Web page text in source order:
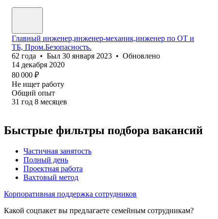
Главный инженер,инженер-механик,инженер по ОТ и
ТБ, Пром.Безопасность.
62 года • Был 30 января 2023 • Обновлено
14 декабря 2020
80 000 ₽
Не ищет работу
Общий опыт
31 год 8 месяцев
Быстрые фильтры подбора вакансий
Частичная занятость
Полный день
Проектная работа
Вахтовый метод
Корпоративная поддержка сотрудников
Какой соцпакет вы предлагаете семейным сотрудникам?